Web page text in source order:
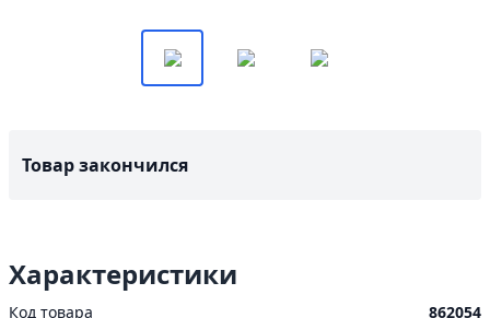
Товар закончился
Характеристики
Код товара
862054